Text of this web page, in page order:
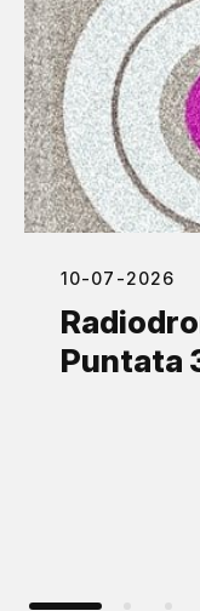
10-07-2026
Puntata